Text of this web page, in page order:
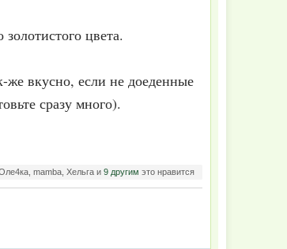
цвета.
вкусно, если не доеденные
сразу много).
mamba, Хельга и 9 другим это нравится